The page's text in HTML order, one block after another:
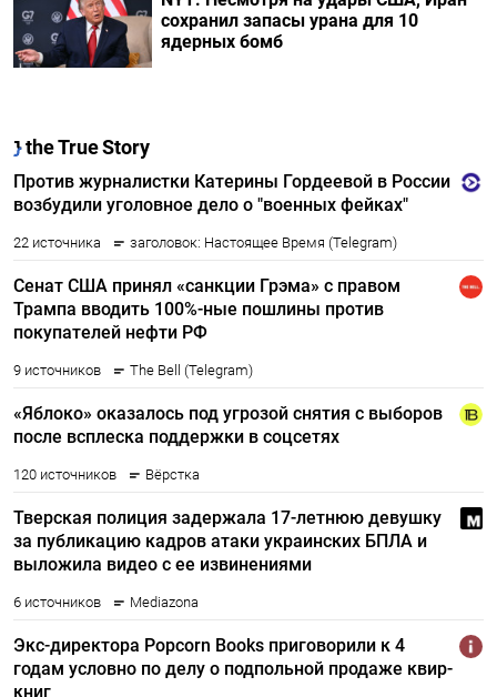
сохранил запасы урана для 10
ядерных бомб